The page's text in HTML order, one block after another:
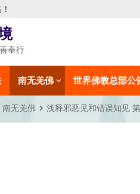
奉行
南无羌佛 世界佛教总部公
南无羌佛 浅释邪恶见和错误知见